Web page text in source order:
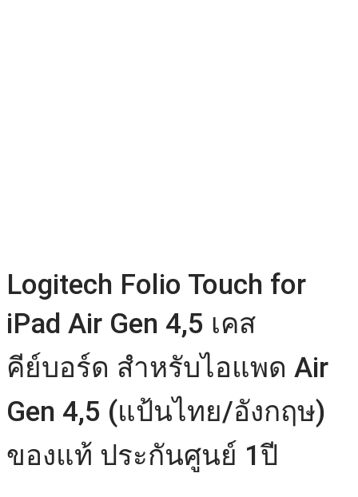
Logitech Folio Touch for
iPad Air Gen 4,5 เคส
คีย์บอร์ด สำหรับไอแพด Air
Gen 4,5 (แป้นไทย/อังกฤษ)
ของแท้ ประกันศูนย์ 1ปี